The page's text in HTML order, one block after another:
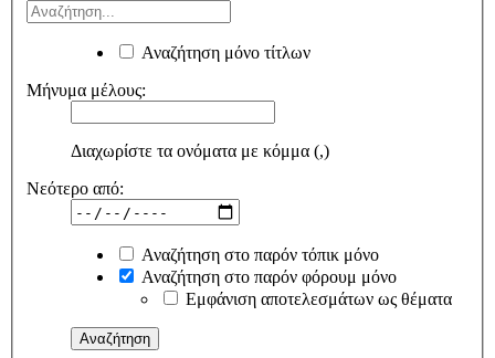
Αναζήτηση μόνο τίτλων
Μήνυμα μέλους:
Διαχωρίστε τα ονόματα με κόμμα (,)
Νεότερο από:
Αναζήτηση στο παρόν τόπικ μόνο
Αναζήτηση στο παρόν φόρουμ μόνο
Εμφάνιση αποτελεσμάτων ως θέματα